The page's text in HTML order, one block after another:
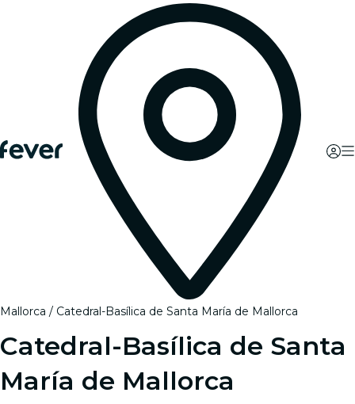
Mallorca Catedral-Basílica de Santa María de Mallorca
Catedral-Basílica de Santa
María de Mallorca